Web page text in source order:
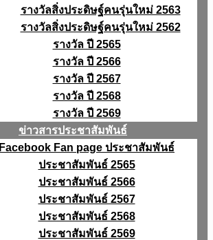
รางวัลสิ่งประดิษฐ์คนรุ่นใหม่ 2563
รางวัลสิ่งประดิษฐ์คนรุ่นใหม่ 2562
รางวัล ปี 2565
รางวัล ปี 2566
รางวัล ปี 2567
รางวัล ปี 2568
รางวัล ปี 2569
ข่าวสารประชาสัมพันธ์
Facebook Fan page ประชาสัมพันธ์
ประชาสัมพันธ์ 2565
ประชาสัมพันธ์ 2566
ประชาสัมพันธ์ 2567
ประชาสัมพันธ์ 2568
ประชาสัมพันธ์ 2569